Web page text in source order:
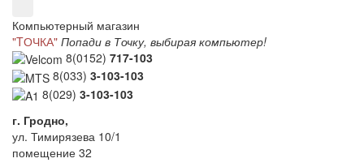
Компьютерный магазин
"TОЧКА" Попади в Точку, выбирая компьютер!
8(0152) 717-103
8(033) 3-103-103
8(029) 3-103-103
г. Гродно,
ул. Тимирязева 10/1
помещение 32